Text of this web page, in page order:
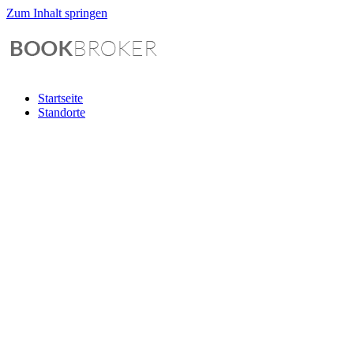
Zum Inhalt springen
Startseite
Standorte